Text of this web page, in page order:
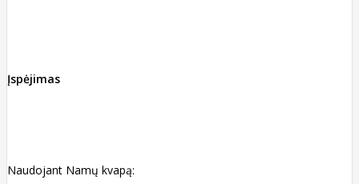
Įspėjimas
Naudojant Namų kvapą: